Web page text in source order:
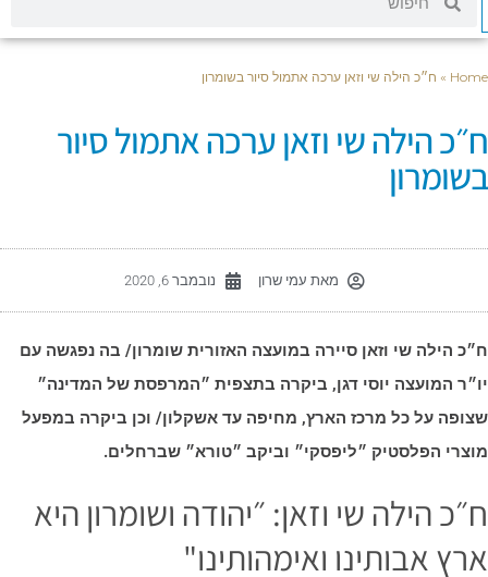
»ח״כ הילה שי וזאן ערכה אתמול סיור בשומרון
הילה שי וזאן ערכה אתמול סיור
מאתעמי שרון נובמבר 6, 2020
הילה שי וזאן סיירה במועצה האזורית שומרון/ בה נפגשה עם
המועצה יוסי דגן, ביקרה בתצפית ״המרפסת של המדינה״
על כל מרכז הארץ, מחיפה עד אשקלון/ וכן ביקרה במפעל
הפלסטיק ״ליפסקי״ וביקב ״טורא״ שברחלים.
הילה שי וזאן: ״יהודה ושומרון היא
אבותינו ואימהותינו"